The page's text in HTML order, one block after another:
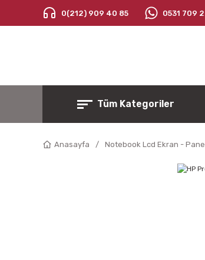
0(212) 909 40 85 0531 709
Tüm Kategoriler
Anasayfa Notebook Lcd Ekran -